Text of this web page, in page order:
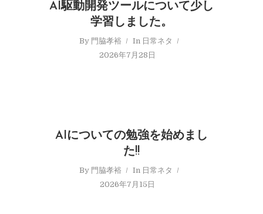
AI駆動開発ツールについて少し
学習しました。
By 門脇孝裕 In 日常ネタ
2026年7月28日
AIについての勉強を始めまし
た!!
By 門脇孝裕 In 日常ネタ
2026年7月15日